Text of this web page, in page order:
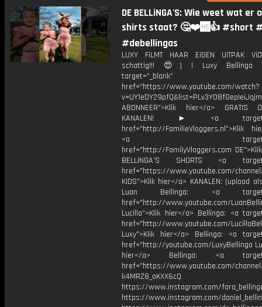
DE BELLiNGA'S: Wie weet wat er
shirts staat? 🤔❤️🆎👍 #short
#debellingas
LUXY FiLMT HAAR EiGEN UiTPAK
schattig!!! 😍) | Luxy Bellinga
target="_blank"
href="https://www.youtube.com/watch?
ABONNEER">Klik hier</a> GRATIS
KANALEN! ► <a
href="http://FamilieVloggers.nl">Klik
<a
href="http://FamilyVloggers.com
BELLiNGA'S SHORTS <a
href="https://www.youtube.com/channel/
KIDS">Klik hier</a> KANALEN: (upload
Luan Bellinga: <a
href="http://www.youtube.com/
Lucilla">Klik hier</a> Bellinga: <a
href="http://www.youtube.com/
Luxy">Klik hier</a> Bellinga: <a
href="http://youtube.com/LuxyBellinga
hier</a> Bellinga: <a
href="https://www.youtube.com/
k4MRZ8_oKXX6cQ
https://www.instagram.com/
https://www.instagram.com/